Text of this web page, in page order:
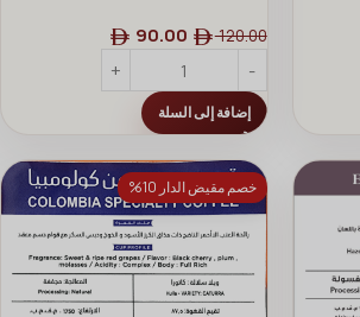
120.00
90.00
إضافة إلى السلة
خصم مقيض الدار 10%